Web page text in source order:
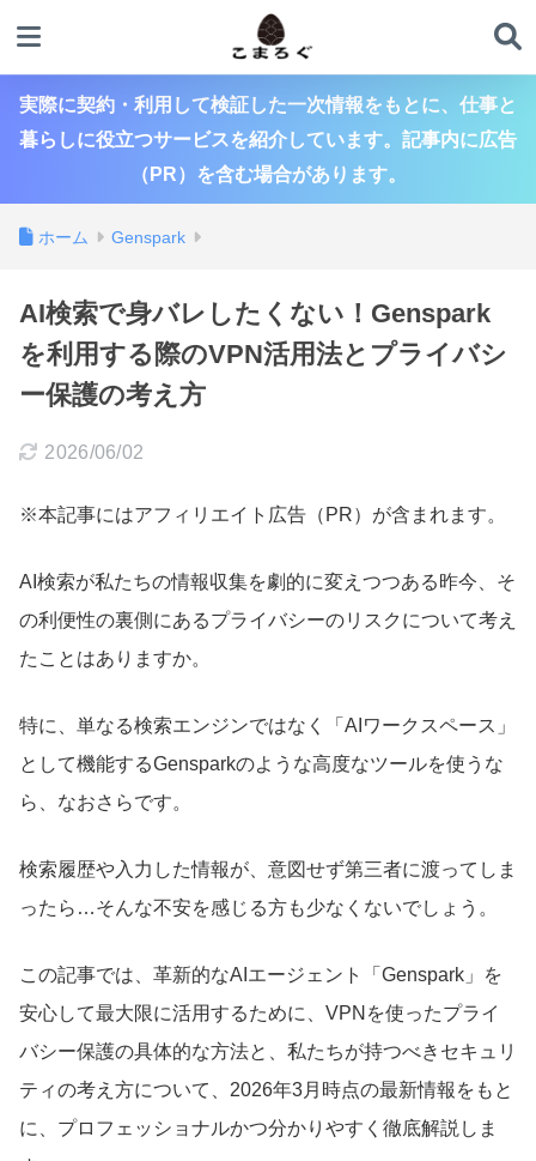
実際に契約・利用して検証した一次情報をもとに、仕事と
暮らしに役立つサービスを紹介しています。記事内に広告
（PR）を含む場合があります。
ホーム Genspark
AI検索で身バレしたくない！Genspark
を利用する際のVPN活用法とプライバシ
ー保護の考え方
2026/06/02
※本記事にはアフィリエイト広告（PR）が含まれます。
AI検索が私たちの情報収集を劇的に変えつつある昨今、そ
の利便性の裏側にあるプライバシーのリスクについて考え
たことはありますか。
特に、単なる検索エンジンではなく「AIワークスペース」
として機能するGensparkのような高度なツールを使うな
ら、なおさらです。
検索履歴や入力した情報が、意図せず第三者に渡ってしま
ったら…そんな不安を感じる方も少なくないでしょう。
この記事では、革新的なAIエージェント「Genspark」を
安心して最大限に活用するために、VPNを使ったプライ
バシー保護の具体的な方法と、私たちが持つべきセキュリ
ティの考え方について、2026年3月時点の最新情報をもと
に、プロフェッショナルかつ分かりやすく徹底解説しま